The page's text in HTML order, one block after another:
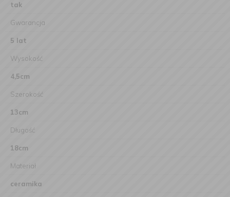
tak
Gwarancja
5 lat
Wysokość
4,5cm
Szerokość
13cm
Długość
18cm
Materiał
ceramika